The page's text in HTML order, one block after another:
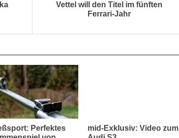
Vettel will den Titel im fünften
Ferrari-Jahr
Perfektes
mid-Exklusiv: Video zum